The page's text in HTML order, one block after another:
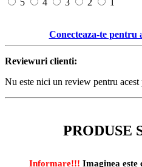
5
4 3 2 1
Conecteaza-te pentru
Reviewuri clienti:
Nu este nici un review pentru acest
PRODUSE
Informare!!! Imaginea este